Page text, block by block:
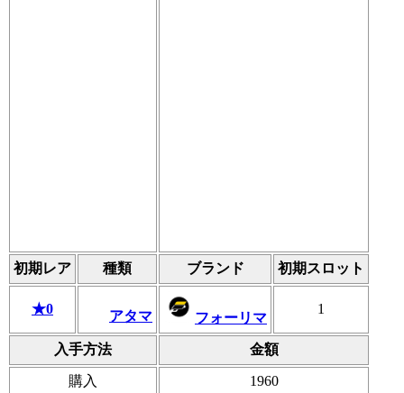
初期レア 種類 ブランド 初期スロット
★0 アタマ フォーリマ
1
入手方法 金額
購入 1960